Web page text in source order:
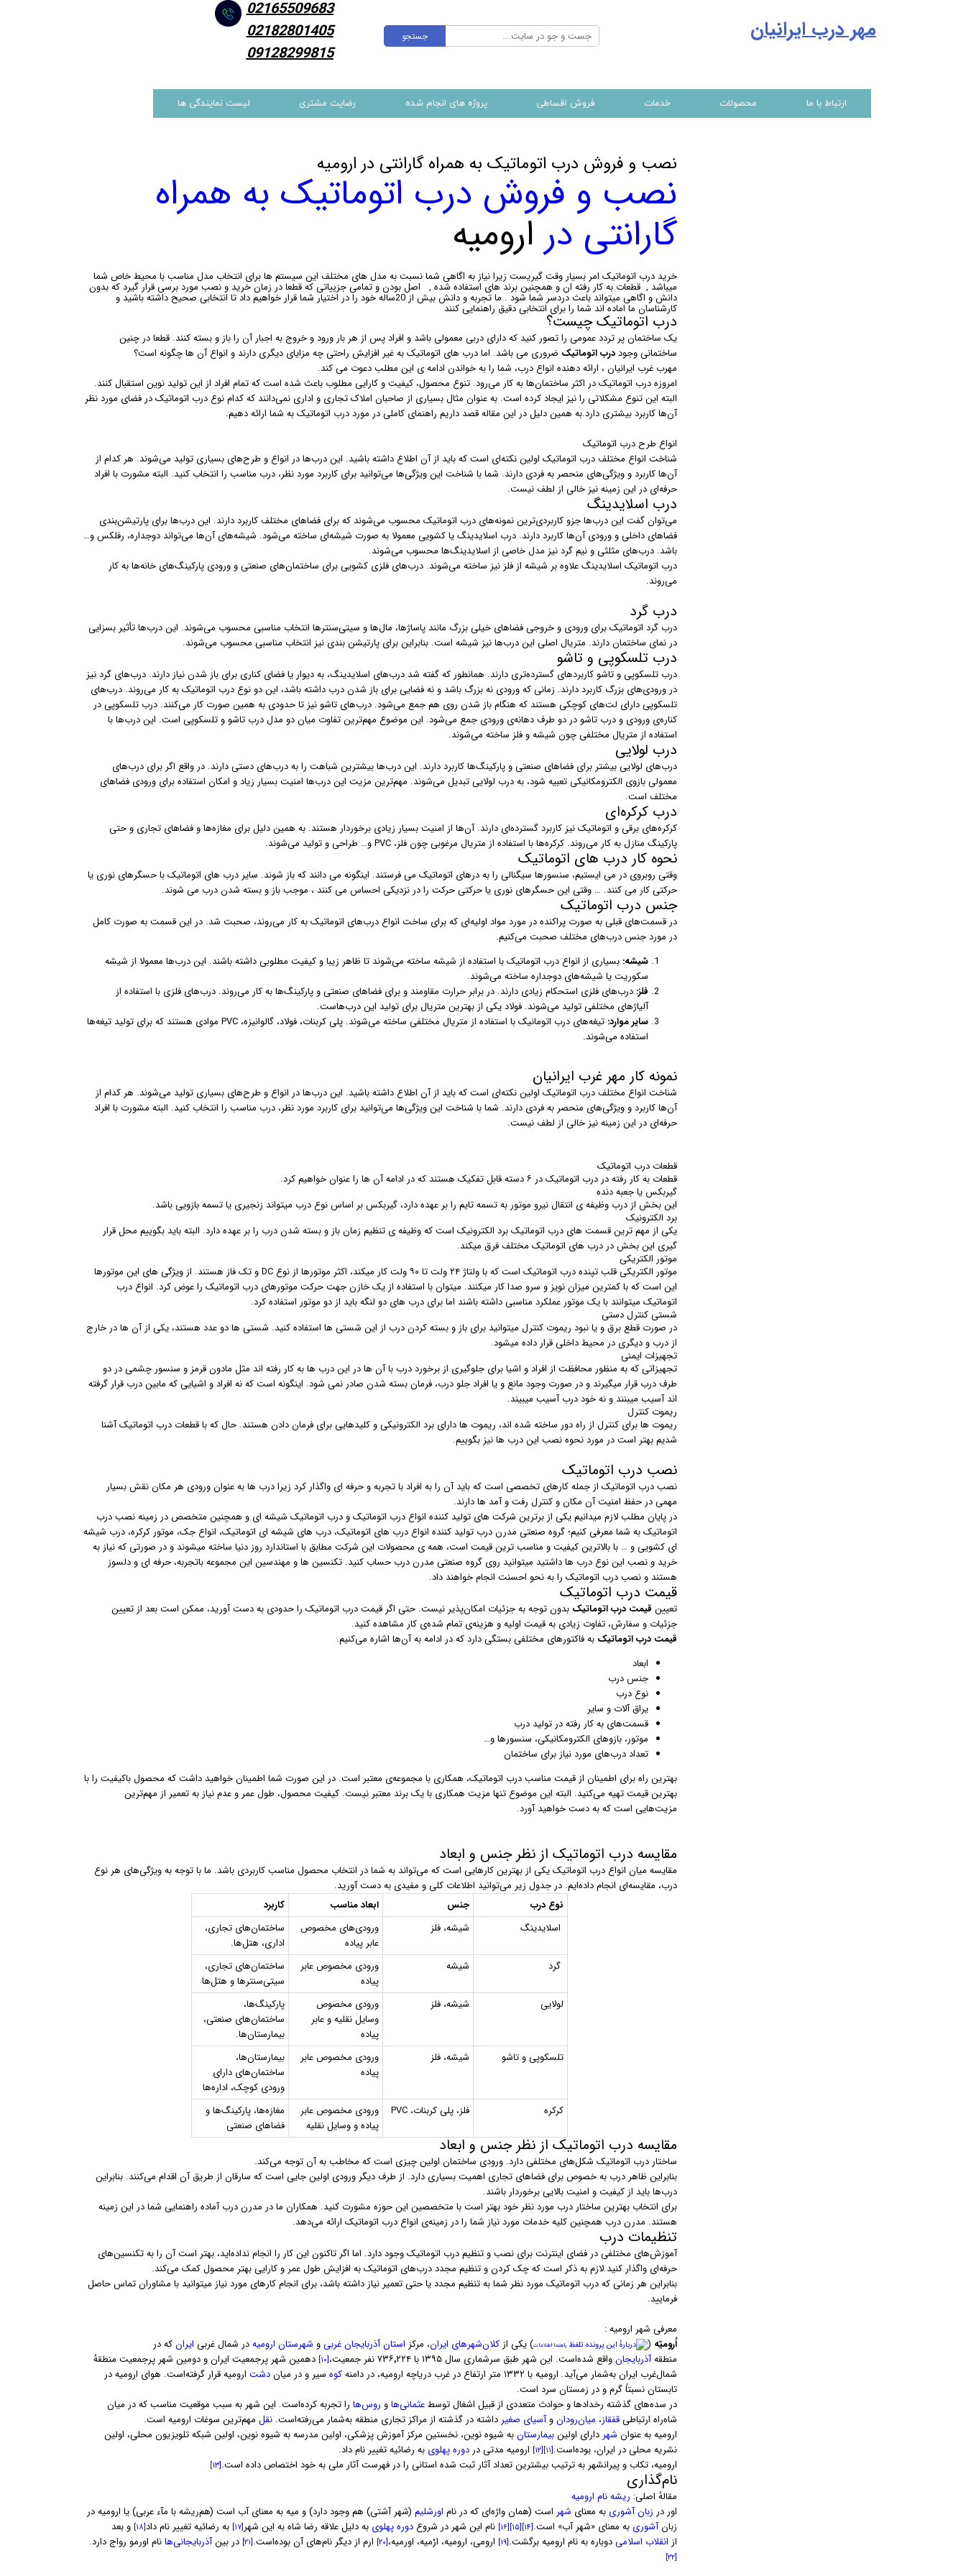
ارتباط با ما محصولات خدمات فروش اقساطی پروژه های انجام شده رضایت مشتری لیست نمایندگی ها
جستجو مهر درب ایرانیان
02165509683
02182801405
09128299815
نصب و فروش درب اتوماتیک به همراه گارانتی در ارومیه
نصب و فروش درب اتوماتیک به همراه
گارانتی در ارومیه
خرید درب اتوماتیک امر بسیار وقت گیریست زیرا نیاز به اگاهی شما نسبت به مدل های مختلف این سیستم ها برای انتخاب مدل مناسب با محیط خاص شما
میباشد , قطعات به کار رفته ان و همچنین برند های استفاده شده , اصل بودن و تمامی جزییاتی که قطعا در زمان خرید و نصب مورد برسی قرار گیرد که بدون
دانش و اگاهی میتواند باعث دردسر شما شود . ما تجربه و دانش بیش از 20ساله خود را در اختیار شما قرار خواهیم داد تا انتخابی صحیح داشته باشید و
کارشناسان ما اماده اند شما را برای انتخابی دقیق راهنمایی کنند
درب اتوماتیک چیست؟
یک ساختمان پر تردد عمومی را تصور کنید که دارای دربی معمولی باشد و افراد پس از هر بار ورود و خروج به اجبار آن را باز و بسته کنند. قطعا در چنین
ساختمانی وجوددرب اتوماتیک ضروری می باشد. اما درب های اتوماتیک به غیر افزایش راحتی چه مزایای دیگری دارند و انواع آن ها چگونه است؟
مهرب غرب ایرانیان ، ارائه دهنده انواع درب، شما را به خواندن ادامه ی این مطلب دعوت می کند.
امروزه درب اتوماتیک در اکثر ساختمان‌ها به کار می‌رود. تنوع محصول، کیفیت و کارایی مطلوب باعث شده است که تمام افراد از این تولید نوین استقبال کنند.
البته این تنوع مشکلاتی را نیز ایجاد کرده است. به عنوان مثال بسیاری از صاحبان املاک تجاری و اداری نمی‌دانند که کدام نوع درب اتوماتیک در فضای مورد نظر
آن‌ها کاربرد بیشتری دارد.به همین دلیل در این مقاله قصد داریم راهنمای کاملی در مورد درب اتوماتیک به شما ارائه دهیم.
انواع طرح درب اتوماتیک
شناخت انواع مختلف درب اتوماتیک اولین نکته‌ای است که باید از آن اطلاع داشته باشید. این درب‌ها در انواع و طرح‌های بسیاری تولید می‌شوند. هر کدام از
آن‌ها کاربرد و ویژگی‌های منحصر به فردی دارند. شما با شناخت این ویژگی‌ها می‌توانید برای کاربرد مورد نظر، درب مناسب را انتخاب کنید. البته مشورت با افراد
حرفه‌ای در این زمینه نیز خالی از لطف نیست.
درب اسلایدینگ
می‌توان گفت این درب‌ها جزو کاربردی‌ترین نمونه‌های درب اتوماتیک محسوب می‌شوند که برای فضاهای مختلف کاربرد دارند. این درب‌ها برای پارتیشن‌بندی
فضاهای داخلی و ورودی آن‌ها کاربرد دارند. درب‌ اسلایدینگ یا کشویی معمولا به صورت شیشه‌ای ساخته می‌شود. شیشه‌های آن‌ها می‌تواند دوجداره، رفلکس و…
باشد. درب‌های مثلثی و نیم گرد نیز مدل خاصی از اسلایدینگ‌ها محسوب می‌شوند.
درب‌ اتوماتیک اسلایدینگ علاوه بر شیشه از فلز نیز ساخته می‌شوند. درب‌های فلزی کشویی برای ساختمان‌های صنعتی و ورودی پارکینگ‌های خانه‌ها به کار
می‌روند.
درب گرد
درب‌ گرد اتوماتیک برای ورودی و خروجی فضاهای خیلی بزرگ مانند پاساژ‌ها، مال‌ها و سیتی‌سنترها انتخاب مناسبی محسوب می‌شوند. این درب‌ها تأثیر بسزایی
در نمای ساختمان دارند. متریال اصلی این درب‌ها نیز شیشه است. بنابراین برای پارتیشن بندی نیز انتخاب مناسبی محسوب می‌شوند.
درب تلسکوپی و تاشو
درب‌ تلسکوپی و تاشو کاربردهای گسترده‌تری دارند. همانطور که گفته شد درب‌های اسلایدینگ، به دیوار یا فضای کناری برای باز شدن نیاز دارند. درب‌های گرد نیز
در ورودی‌های بزرگ کاربرد دارند. زمانی که ورودی نه بزرگ باشد و نه فضایی برای باز شدن درب داشته باشد، این دو نوع درب اتوماتیک به کار می‌روند. درب‌های
تلسکوپی دارای لت‌های کوچکی هستند که هنگام باز شدن روی هم جمع می‌شود. درب‌های تاشو نیز تا حدودی به همین صورت کار می‌کنند. درب تلسکوپی در
کناره‌ی ورودی و درب تاشو در دو طرف دهانه‌ی ورودی جمع می‌شود. این موضوع مهم‌ترین تفاوت میان دو مدل درب تاشو و تلسکوپی است. این درب‌ها با
استفاده از متریال مختلفی چون شیشه و فلز ساخته می‌شوند.
درب لولایی
درب‌های لولایی بیشتر برای فضاهای صنعتی و پارکینگ‌ها کاربرد دارند. این درب‌ها بیشترین شباهت را به درب‌های دستی دارند. در واقع اگر برای درب‌های
معمولی بازوی الکترومکانیکی تعبیه شود، به درب لولایی تبدیل می‌شوند. مهم‌ترین مزیت این درب‌ها امنیت بسیار زیاد و امکان استفاده برای ورودی فضاهای
مختلف است.
درب کرکره‌ای
کرکره‌های برقی و اتوماتیک نیز کاربرد گسترده‌ای دارند. آن‌ها از امنیت بسیار زیادی برخوردار هستند. به همین دلیل برای مغازه‌ها و فضاهای تجاری و حتی
پارکینگ منازل به کار می‌روند. کرکره‌ها با استفاده از متریال مرغوبی چون فلز، PVC و… طراحی و تولید می‌شوند.
نحوه کار درب های اتوماتیک
وقتی روبروی در می ایستیم، سنسورها سیگنالی را به درهای اتوماتیک می فرستند. اینگونه می دانند که باز شوند. سایر درب های اتوماتیک با حسگرهای نوری یا
حرکتی کار می کنند. … وقتی این حسگرهای نوری یا حرکتی حرکت را در نزدیکی احساس می کنند ، موجب باز و بسته شدن درب می شوند.
جنس درب اتوماتیک
در قسمت‌های قبلی به صورت پراکنده در مورد مواد اولیه‌ای که برای ساخت انواع درب‌های اتوماتیک به کار می‌روند،‌ صحبت شد. در این قسمت به صورت کامل
در مورد جنس درب‌های مختلف صحبت می‌کنیم.
شیشه: بسیاری از انواع درب اتوماتیک با استفاده از شیشه ساخته می‌شوند تا ظاهر زیبا و کیفیت مطلوبی داشته باشند. این درب‌ها معمولا از شیشه
سکوریت یا شیشه‌های دوجداره ساخته می‌شوند.
فلز: درب‌های فلزی استحکام زیادی دارند. در برابر حرارت مقاومند و برای فضاهای صنعتی و پارکینگ‌ها به کار می‌روند. درب‌های فلزی با استفاده از
آلیاژهای مختلفی تولید می‌شوند. فولاد یکی از بهترین متریال برای تولید این درب‌هاست.
سایر موارد:
تیغه‌های درب اتومانیک با استفاده از متریال مختلفی ساخته می‌شوند. پلی کربنات، فولاد، گالوانیزه، PVC موادی هستند که برای تولید تیغه‌ها
استفاده می‌شوند.
نمونه کار مهر غرب ایرانیان
شناخت انواع مختلف درب اتوماتیک اولین نکته‌ای است که باید از آن اطلاع داشته باشید. این درب‌ها در انواع و طرح‌های بسیاری تولید می‌شوند. هر کدام از
آن‌ها کاربرد و ویژگی‌های منحصر به فردی دارند. شما با شناخت این ویژگی‌ها می‌توانید برای کاربرد مورد نظر، درب مناسب را انتخاب کنید. البته مشورت با افراد
حرفه‌ای در این زمینه نیز خالی از لطف نیست.
قطعات درب اتوماتیک
قطعات به کار رفته در درب اتوماتیک در ۶ دسته قابل تفکیک هستند که در ادامه آن ها را عنوان خواهیم کرد.
گیربکس یا جعبه دنده
این بخش از درب وظیفه ی انتقال نیرو موتور به تسمه تایم را بر عهده دارد، گیربکس بر اساس نوع درب میتواند زنجیری یا تسمه بازویی باشد.
برد الکترونیک
یکی از مهم ترین قسمت های درب اتوماتیک برد الکترونیک است که وظیفه ی تنظیم زمان باز و بسته شدن درب را بر عهده دارد. البته باید بگوییم محل قرار
گیری این بخش در درب های اتوماتیک مختلف فرق میکند.
موتور الکتریکی
موتور الکتریکی قلب تپنده درب اتوماتیک است که با ولتاژ ۲۴ ولت تا ۹۰ ولت کار میکند، اکثر موتورها از نوع DC و تک فاز هستند. از ویژگی های این موتورها
این است که با کمترین میزان نویز و سرو صدا کار میکنند. میتوان با استفاده از یک خازن جهت حرکت موتورهای درب اتوماتیک را عوض کرد. انواع درب
اتوماتیک میتوانند با یک موتور عملکرد مناسبی داشته باشند اما برای درب های دو لنگه باید از دو موتور استفاده کرد.
شستی کنترل دستی
در صورت قطع برق و یا نبود ریموت کنترل میتوانید برای باز و بسته کردن درب از این شستی ها استفاده کنید. شستی ها دو عدد هستند، یکی از آن ها در خارج
از درب و دیگری در محیط داخلی قرار داده میشود.
تجهیزات ایمنی
تجهیزاتی که به منظور محافظت از افراد و اشیا برای جلوگیری از برخورد درب با آن ها در این درب ها به کار رفته اند مثل مادون قرمز و سنسور چشمی در دو
طرف درب قرار میگیرند و در صورت وجود مانع و یا افراد جلو درب، فرمان بسته شدن صادر نمی شود. اینگونه است که نه افراد و اشیایی که مابین درب قرار گرفته
اند آسیب میبنند و نه خود درب آسیب میبیند.
ریموت کنترل
ریموت ها برای کنترل از راه دور ساخته شده اند، ریموت ها دارای برد الکترونیکی و کلیدهایی برای فرمان دادن هستند. حال که با قطعات درب اتوماتیک آشنا
شدیم بهتر است در مورد نحوه نصب این درب ها نیز بگوییم.
نصب درب اتوماتیک
نصب درب اتوماتیک از جمله کارهای تخصصی است که باید آن را به افراد با تجربه و حرفه ای واگذار کرد زیرا درب ها به عنوان ورودی هر مکان نقش بسیار
مهمی در حفظ امنیت آن مکان و کنترل رفت و آمد ها دارند.
در پایان مطلب لازم میدانیم یکی از برترین شرکت های تولید کننده انواع درب اتوماتیک و درب اتوماتیک شیشه ای و همچنین متخصص در زمینه نصب درب
اتوماتیک به شما معرفی کنیم؛ گروه صنعتی مدرن درب تولید کننده انواع درب های اتوماتیک، درب های شیشه ای اتوماتیک، انواع جک، موتور کرکره، درب شیشه
ای کشویی و … با بالاترین کیفیت و مناسب ترین قیمت است، همه ی محصولات این شرکت مطابق با استاندارد روز دنیا ساخته میشوند و در صورتی که نیاز به
خرید و نصب این نوع درب ها داشتید میتوانید روی گروه صنعتی مدرن درب حساب کنید. تکنسین ها و مهندسین این مجموعه باتجربه، حرفه ای و دلسوز
هستند و نصب درب اتوماتیک را به نحو احسنت انجام خواهند داد.
قیمت درب اتوماتیک
تعیین قیمت درب اتوماتیک بدون توجه به جزئیات امکان‌پذیر نیست. حتی اگر قیمت درب اتوماتیک را حدودی به دست آورید،‌ ممکن است بعد از تعیین
جزئیات و سفارش، تفاوت زیادی به قیمت اولیه و هزینه‌ی تمام شده‌ی کار مشاهده کنید.
قیمت درب اتوماتیک به فاکتورهای مختلفی بستگی دارد که در ادامه به آن‌ها اشاره می‌کنیم.
ابعاد
جنس درب
نوع درب
یراق آلات و سایر
قسمت‌های به کار رفته در تولید درب
موتور،‌ بازوهای الکترومکانیکی، سنسورها و…
تعداد درب‌های مورد نیاز برای ساختمان
بهترین راه برای اطمینان از قیمت مناسب درب اتوماتیک، همکاری با مجموعه‌ی معتبر است. در این صورت شما اطمینان خواهید داشت که محصول باکیفیت را با
بهترین قیمت تهیه می‌کنید. البته این موضوع تنها مزیت همکاری با یک برند معتبر نیست. کیفیت محصول، طول عمر و عدم نیاز به تعمیر از مهم‌ترین
مزیت‌هایی است که به دست خواهید آورد.
مقایسه درب اتوماتیک از نظر جنس و ابعاد
مقایسه میان انواع درب اتوماتیک یکی از بهترین کارهایی است که می‌تواند به شما در انتخاب محصول مناسب کاربردی باشد. ما با توجه به ویژگی‌های هر نوع
درب، مقایسه‌ای انجام داده‌ایم. در جدول زیر می‌توانید اطلاعات کلی و مفیدی به دست آورید.
نوع درب
جنس ابعاد مناسب
کاربرد
اسلایدینگ
شیشه، فلز
ورودی‌های مخصوص
عابر پیاده
ساختمان‌های تجاری،
اداری، هتل‌ها.
گرد
شیشه
ورودی مخصوص عابر
پیاده
ساختمان‌های تجاری،
سیتی‌سنترها و هتل‌ها
لولایی
شیشه، فلز
ورودی مخصوص
وسایل نقلیه و عابر
پیاده
پارکینگ‌ها،
ساختمان‌های صنعتی،
بیمارستان‌ها.
تلسکوپی و تاشو
شیشه، فلز
ورودی مخصوص عابر
پیاده
بیمارستان‌ها،
ساختمان‌های دارای
ورودی کوچک، اداره‌ها
کرکره
فلز، پلی کربنات، PVC
ورودی مخصوص عابر
پیاده و وسایل نقلیه
مغازه‌ها، پارکینگ‌ها و
فضاهای صنعتی
مقایسه درب اتوماتیک از نظر جنس و ابعاد
ساختار درب اتوماتیک شکل‌های مختلفی دارد. ورودی ساختمان اولین چیزی است که مخاطب به آن توجه می‌کند.
بنابراین ظاهر درب به خصوص برای فضاهای تجاری اهمیت بسیاری دارد. از طرف دیگر ورودی اولین جایی است که سارقان از طریق آن اقدام می‌کنند. بنابراین
درب‌ها باید از کیفیت و امنیت بالایی برخوردار باشند.
برای انتخاب بهترین ساختار درب مورد نظر خود بهتر است با متخصصین این حوزه مشورت کنید. همکاران ما در مدرن درب آماده راهنمایی شما در این زمینه
هستند. مدرن درب همچنین کلیه خدمات مورد نیاز شما را در زمینه‌ی انواع درب اتوماتیک ارائه می‌دهد.
تنظیمات درب
آموزش‌های مختلفی در فضای اینترنت برای نصب و تنظیم درب اتوماتیک وجود دارد. اما اگر تاکنون این کار را انجام نداده‌اید، بهتر است آن را به تکنسین‌های
حرفه‌ای واگذار کنید.لازم به ذکر است که چک کردن و تنظیم مجدد درب‌های اتوماتیک به افزایش طول عمر و کارایی بهتر محصول کمک می‌کند.
بنابراین هر زمانی که درب اتوماتیک مورد نظر شما به تنظیم مجدد یا حتی تعمیر نیاز داشته باشد، برای انجام کارهای مورد نیاز میتوانید با مشاوران تماس حاصل
فرمایید.
معرفی شهر ارومیه :
اُرومیّه ( تلفظ راهنما·اطلاعات) یکی ازکلان‌شهرهای ایران، مرکز استان آذربایجان غربیو شهرستان ارومیهدر شمال غربی ایرانکه در
منطقهآذربایجانواقع شده‌است. این شهر طبق سرشماری سال ۱۳۹۵ با ۷۳۶٬۲۲۴ نفر جمعیت، [۱۰]
دهمین شهر پرجمعیت ایران و دومین شهر پرجمعیت منطقهٔ
شمال‌غرب ایران به‌شمار می‌آید. ارومیه با ۱۳۳۲ متر ارتفاع در غرب دریاچه ارومیه، در دامنه
کوه سیر و در میاندشت ارومیه قرار گرفته‌است. هوای ارومیه در
تابستان نسبتاً گرم و در زمستان سرد است.
در سده‌های گذشته رخدادها و حوادث متعددی از قبیل اشغال توسطعثمانی‌هاو روس‌ها را تجربه کرده‌است. این شهر به سبب موقعیت مناسب که در میان
شاه‌راه ارتباطیقفقاز، میان‌رودانوآسیای صغیرداشته در گذشته از مراکز تجاری منطقه به‌شمار می‌رفته‌است.نقل مهم‌ترین سوغات ارومیه است.
ارومیه به عنوان شهردارای اولینبیمارستانبه شیوه نوین، نخستین مرکز آموزش پزشکی، اولین مدرسه به شیوه نوین، اولین شبکه تلویزیون محلی، اولین
نشریه محلی در ایران، بوده‌است.[۱۱] [۱۲] ارومیه مدتی دردوره پهلوی به رضائیه تغییر نام داد.
ارومیه، تکاب و پیرانشهر به ترتیب بیشترین تعداد آثار ثبت شده استانی را در فهرست آثار ملی به خود اختصاص داده است.[۱۳]
نام‌گذاری
مقالهٔ اصلی: ریشه نام ارومیه
اور در زبان آشوری به معنای شهر است (همان واژه‌ای که در نام اورشلیم (شهر آشتی) هم وجود دارد) و میه به معنای آب است (هم‌ریشه با مآء عربی) یا ارومیه در
زبانآشوری به معنای «شهر آب» است.[۱۴] [۱۵] [۱۶] نام این شهر در شروعدوره پهلوی به دلیل علاقه رضا شاه به این شهر[۱۷] به رضائیه تغییر نام داد[۱۸]
و بعد
از انقلاب اسلامیدوباره به نام ارومیه برگشت.[۱۹] ارومی، ارومیه، ارْمیه، اورمیه،[۲۰] ارم از دیگر نام‌های آن بوده‌است.[۲۱] در بینآذربایجانی‌هانام اورمو رواج دارد.
[۲۲]